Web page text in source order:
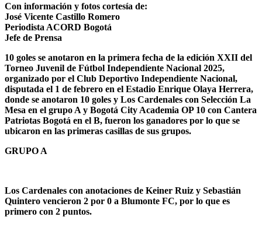
Con información y fotos cortesía de:
José Vicente Castillo Romero
Periodista ACORD Bogotá
Jefe de Prensa
10 goles se anotaron en la primera fecha de la edición XXII del
Torneo Juvenil de Fútbol Independiente Nacional 2025,
organizado por el Club Deportivo Independiente Nacional,
disputada el 1 de febrero en el Estadio Enrique Olaya Herrera,
donde se anotaron 10 goles y Los Cardenales con Selección La
Mesa en el grupo A y Bogotá City Academia OP 10 con Cantera
Patriotas Bogotá en el B, fueron los ganadores por lo que se
ubicaron en las primeras casillas de sus grupos.
GRUPO A
Los Cardenales con anotaciones de Keiner Ruiz y Sebastián
Quintero vencieron 2 por 0 a Blumonte FC, por lo que es
primero con 2 puntos.